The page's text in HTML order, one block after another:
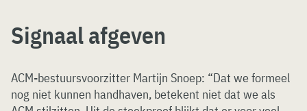
Signaal afgeven
ACM-bestuursvoorzitter Martijn Snoep: “Dat we formeel
nog niet kunnen handhaven, betekent niet dat we als